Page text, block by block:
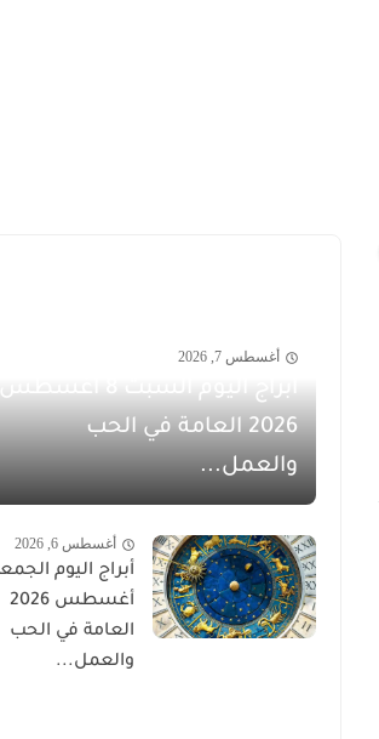
أغسطس 7, 2026
أبراج اليوم السبت 8 أغسطس
2026 العامة في الحب
والعمل...
أغسطس 6, 2026
أغسطس 2026
العامة في الحب
والعمل...